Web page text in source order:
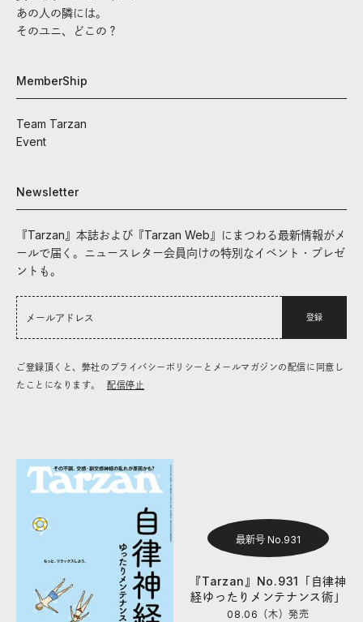
あの人の隣には。
そのユニ、どこの？
MemberShip
Team Tarzan
Event
Newsletter
『Tarzan』本誌および『Tarzan Web』にまつわる最新情報がメ
ールで届く。ニュースレター会員向けの特別なイベント・プレゼ
ントも。
登録
ご登録頂くと、弊社のプライバシーポリシーとメールマガジンの配信に同意し
たことになります。
配信停止
最新号 No.931
『Tarzan』No.931「自律神
経ゆったりメンテナンス術」
08.06（木）発売